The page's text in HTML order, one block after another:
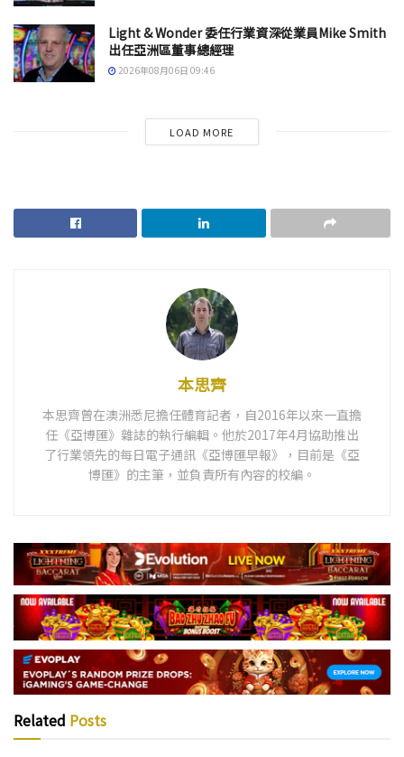
Light & Wonder 委任行業資深從業員Mike Smith
出任亞洲區董事總經理
2026年08月06日 09:46
LOAD MORE
本思齊
本思齊曾在澳洲悉尼擔任體育記者，自2016年以來一直擔
任《亞博匯》雜誌的執行編輯。他於2017年4月協助推出
了行業領先的每日電子通訊《亞博匯早報》，目前是《亞
博匯》的主筆，並負責所有內容的校編。
Related Posts